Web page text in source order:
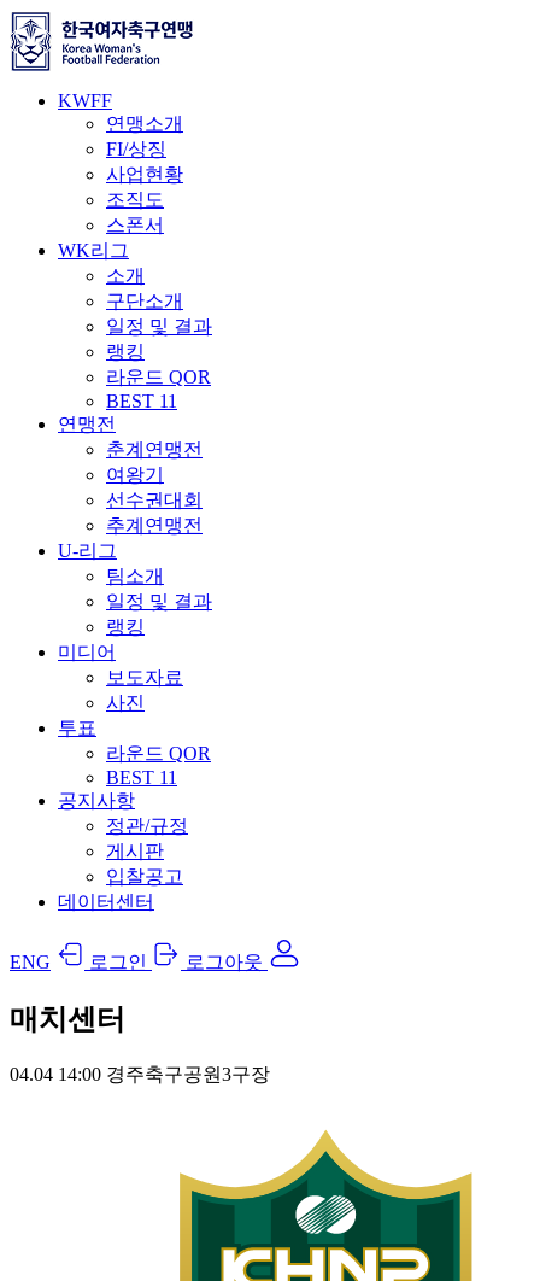
KWFF
연맹소개
FI/상징
사업현황
조직도
스폰서
WK리그
소개
구단소개
일정 및 결과
랭킹
라운드 QOR
BEST 11
연맹전
춘계연맹전
여왕기
선수권대회
추계연맹전
U-리그
팀소개
일정 및 결과
랭킹
미디어
보도자료
사진
투표
라운드 QOR
BEST 11
공지사항
정관/규정
게시판
입찰공고
데이터센터
ENG 로그인 로그아웃
매치센터
04.04 14:00 경주축구공원3구장